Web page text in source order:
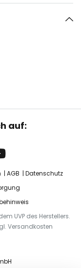
auf:
AGB
Datenschutz
UVP des Herstellers.
Versandkosten